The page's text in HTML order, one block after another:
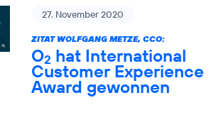
27. November 2020
ZITAT WOLFGANG METZE, CCO:
O2 hat International
Customer Experience
Award gewonnen